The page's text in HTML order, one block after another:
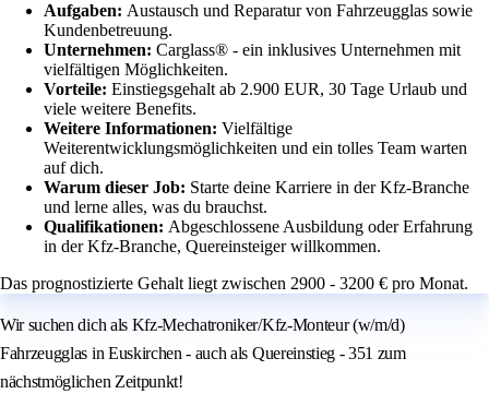
Aufgaben: Austausch und Reparatur von Fahrzeugglas sowie
Kundenbetreuung.
Unternehmen: Carglass® - ein inklusives Unternehmen mit
vielfältigen Möglichkeiten.
Vorteile: Einstiegsgehalt ab 2.900 EUR, 30 Tage Urlaub und
viele weitere Benefits.
Weitere Informationen: Vielfältige
Weiterentwicklungsmöglichkeiten und ein tolles Team warten
auf dich.
Warum dieser Job: Starte deine Karriere in der Kfz-Branche
und lerne alles, was du brauchst.
Qualifikationen: Abgeschlossene Ausbildung oder Erfahrung
in der Kfz-Branche, Quereinsteiger willkommen.
Das prognostizierte Gehalt liegt zwischen 2900 - 3200 € pro Monat.
Wir suchen dich als Kfz-Mechatroniker/Kfz-Monteur (w/m/d)
Fahrzeugglas in Euskirchen - auch als Quereinstieg - 351 zum
nächstmöglichen Zeitpunkt!